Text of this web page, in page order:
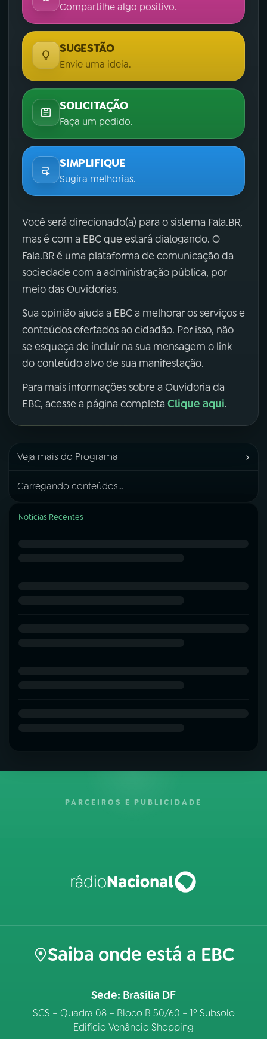
Compartilhe algo positivo.
SUGESTÃO
Envie uma ideia.
SOLICITAÇÃO
Faça um pedido.
SIMPLIFIQUE
Sugira melhorias.
Você será direcionado(a) para o sistema Fala.BR,
mas é com a EBC que estará dialogando. O
Fala.BR é uma plataforma de comunicação da
sociedade com a administração pública, por
meio das Ouvidorias.
Sua opinião ajuda a EBC a melhorar os serviços e
conteúdos ofertados ao cidadão. Por isso, não
se esqueça de incluir na sua mensagem o link
do conteúdo alvo de sua manifestação.
Para mais informações sobre a Ouvidoria da
EBC, acesse a página completa Clique aqui.
Veja mais do Programa ›
Carregando conteúdos...
Notícias Recentes
PARCEIROS E PUBLICIDADE
Saiba onde está a EBC
Sede: Brasília DF
SCS – Quadra 08 – Bloco B 50/60 – 1º Subsolo
Edifício Venâncio Shopping